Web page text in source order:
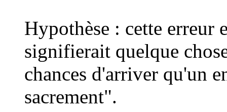
Hypothèse : cette erreur
signifierait quelque
chances d'arriver qu'un
sacrement".